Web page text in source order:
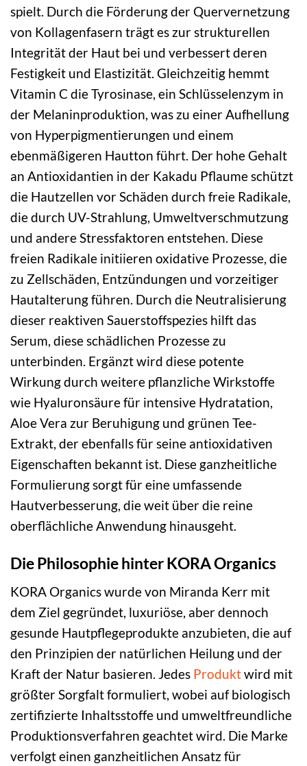
spielt. Durch die Förderung der Quervernetzung
von Kollagenfasern trägt es zur strukturellen
Integrität der Haut bei und verbessert deren
Festigkeit und Elastizität. Gleichzeitig hemmt
Vitamin C die Tyrosinase, ein Schlüsselenzym in
der Melaninproduktion, was zu einer Aufhellung
von Hyperpigmentierungen und einem
ebenmäßigeren Hautton führt. Der hohe Gehalt
an Antioxidantien in der Kakadu Pflaume schützt
die Hautzellen vor Schäden durch freie Radikale,
die durch UV-Strahlung, Umweltverschmutzung
und andere Stressfaktoren entstehen. Diese
freien Radikale initiieren oxidative Prozesse, die
zu Zellschäden, Entzündungen und vorzeitiger
Hautalterung führen. Durch die Neutralisierung
dieser reaktiven Sauerstoffspezies hilft das
Serum, diese schädlichen Prozesse zu
unterbinden. Ergänzt wird diese potente
Wirkung durch weitere pflanzliche Wirkstoffe
wie Hyaluronsäure für intensive Hydratation,
Aloe Vera zur Beruhigung und grünen Tee-
Extrakt, der ebenfalls für seine antioxidativen
Eigenschaften bekannt ist. Diese ganzheitliche
Formulierung sorgt für eine umfassende
Hautverbesserung, die weit über die reine
oberflächliche Anwendung hinausgeht.
Die Philosophie hinter KORA Organics
KORA Organics wurde von Miranda Kerr mit
dem Ziel gegründet, luxuriöse, aber dennoch
gesunde Hautpflegeprodukte anzubieten, die auf
den Prinzipien der natürlichen Heilung und der
Kraft der Natur basieren. Jedes Produktwird mit
größter Sorgfalt formuliert, wobei auf biologisch
zertifizierte Inhaltsstoffe und umweltfreundliche
Produktionsverfahren geachtet wird. Die Marke
verfolgt einen ganzheitlichen Ansatz für